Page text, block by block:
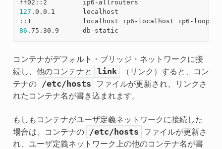
127 .0.0.1       localhost
86
コンテナがデフォルト・ブリッジ・ネットワークに接
続し、他のコンテナと
link
（リンク）すると、コン
テナの
/etc/hosts
ファイルが更新され、リンクさ
れたコンテナ名が書き込まれます。
もしもコンテナがユーザ定義ネットワークに接続した
場合は、コンテナの
/etc/hosts
ファイルが更新さ
れ、ユーザ定義ネットワーク上の他のコンテナ名が書